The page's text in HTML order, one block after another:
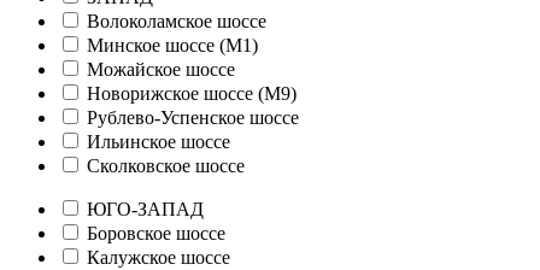
Волоколамское шоссе
Минское шоссе (М1)
Можайское шоссе
Новорижское шоссе (М9)
Рублево-Успенское шоссе
Ильинское шоссе
Сколковское шоссе
ЮГО-ЗАПАД
Боровское шоссе
Калужское шоссе